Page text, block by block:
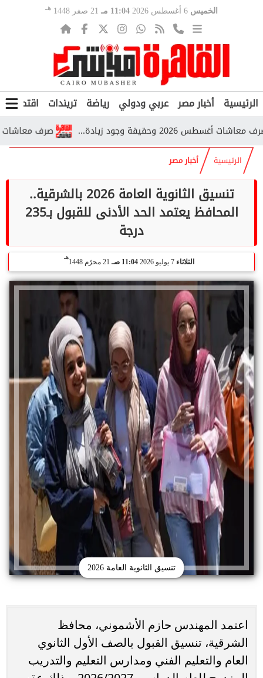
الخميس 11:04 مـ 21 صفر 1448 هـ
الرئيسية أخبار مصر عربي ودولي رياضة تريندات اقتصاد
صرف معاشات أغسطس 2026 يبدأ قريبًا.. تفاصيل المواعيد والفئات وجود زيادة...
الرئيسية أخبار مصر
تنسيق الثانوية العامة 2026 بالشرقية..
المحافظ يعتمد الحد الأدنى للقبول بـ235
درجة
الثلاثاء 11:04 صـ 21 محرّم 1448
هـ
تنسيق الثانوية العامة 2026
اعتمد المهندس حازم الأشموني، محافظ
الشرقية، تنسيق القبول بالصف الأول الثانوي
العام والتعليم الفني ومدارس التعليم والتدريب